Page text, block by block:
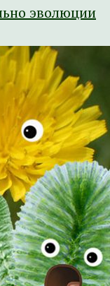
эволюции